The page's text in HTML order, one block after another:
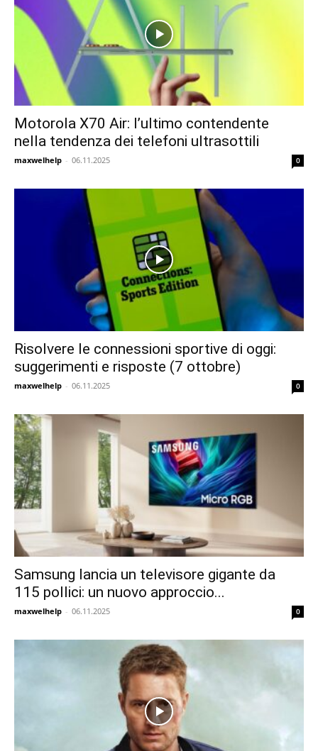
Motorola X70 Air: l’ultimo contendente
nella tendenza dei telefoni ultrasottili
maxwelhelp - 06.11.2025 0
Risolvere le connessioni sportive di oggi:
suggerimenti e risposte (7 ottobre)
maxwelhelp - 06.11.2025 0
Samsung lancia un televisore gigante da
115 pollici: un nuovo approccio...
maxwelhelp - 06.11.2025 0